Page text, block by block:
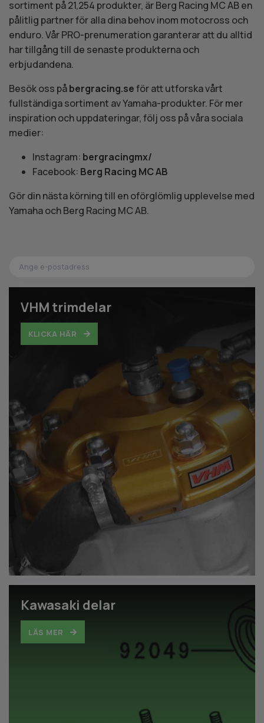
VHM trimdelar
KLICKA HÄR
Kawasaki delar
LÄS MER
sortiment på 21,254 produkter, är Berg Racing MC AB en
pålitlig partner för alla dina behov inom motocross och
enduro. Vår PRO-prenumeration garanterar att du alltid
har tillgång till de senaste produkterna och
erbjudandena.
Besök oss påbergracing.seför att utforska vårt
fullständiga sortiment av Yamaha-produkter. För mer
inspiration och uppdateringar, följ oss på våra sociala
medier:
Instagram: bergracingmx/
Facebook: Berg Racing MC AB
Gör din nästa körning till en oförglömlig upplevelse med
Yamaha och Berg Racing MC AB.